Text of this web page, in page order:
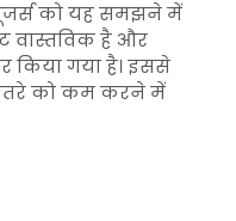
को यह समझने में
वास्तविक है और
किया गया है। इससे
को कम करने में